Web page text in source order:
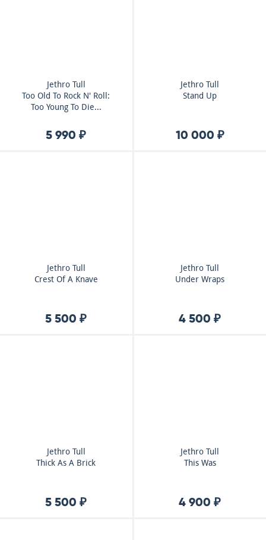
Jethro Tull
Too Old To Rock N' Roll:
Too Young To Die...
5 990 ₽
Jethro Tull
Stand Up
10 000 ₽
Jethro Tull
Crest Of A Knave
5 500 ₽
Jethro Tull
Under Wraps
4 500 ₽
Jethro Tull
Thick As A Brick
5 500 ₽
Jethro Tull
This Was
4 900 ₽